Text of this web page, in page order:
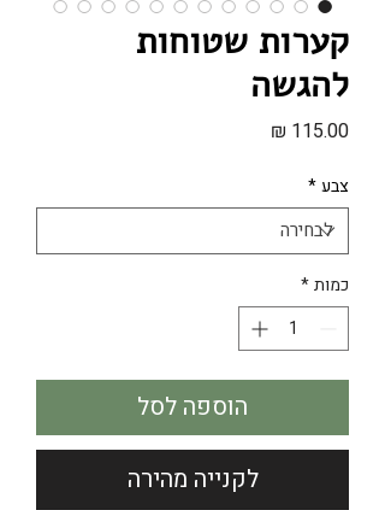
קערות שטוחות
להגשה
צבע*
כמות*
הוספה לסל
לקנייה מהירה